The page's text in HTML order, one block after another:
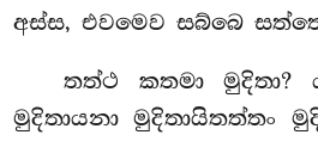
අස්ස, එවමෙව සබ්බෙ
තත්ථ කතමා මුදිතා?
මුදිතායනා මුදිතායිතත්තං